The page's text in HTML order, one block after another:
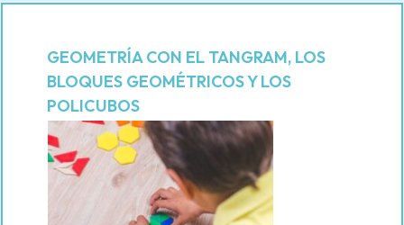
GEOMETRÍA CON EL TANGRAM, LOS
BLOQUES GEOMÉTRICOS Y LOS
POLICUBOS